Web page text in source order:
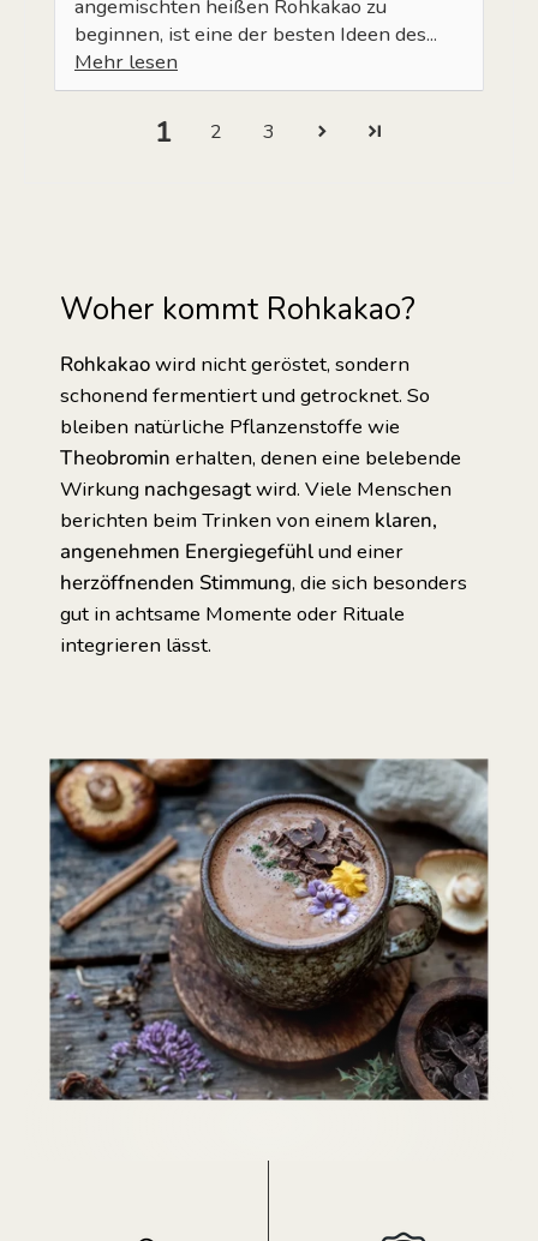
angemischten heißen Rohkakao zu
beginnen, ist eine der besten Ideen des...
Mehr lesen
1 2 3
Woher kommt Rohkakao?
Rohkakaowird nicht geröstet, sondern
schonend fermentiert und getrocknet. So
bleiben natürliche Pflanzenstoffe wie
Theobromin erhalten, denen eine belebende
Wirkung nachgesagtwird. Viele Menschen
berichten beim Trinken von einem klaren,
angenehmen Energiegefühlund einer
herzöffnenden Stimmung, die sich besonders
gut in achtsame Momente oder Rituale
integrieren lässt.